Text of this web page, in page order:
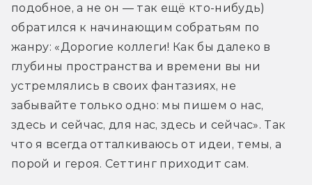
подобное, а не он — так ещё кто-нибудь)
обратился к начинающим собратьям по
жанру: «Дорогие коллеги! Как бы далеко в
глубины пространства и времени вы ни
устремлялись в своих фантазиях, не
забывайте только одно: мы пишем о нас,
здесь и сейчас, для нас, здесь и сейчас». Так
что я всегда отталкиваюсь от идеи, темы, а
порой и героя. Сеттинг приходит сам.